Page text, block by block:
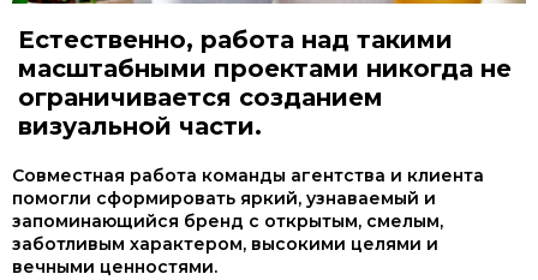
Естественно, работа над такими
масштабными проектами никогда не
ограничивается созданием
визуальной части.
Совместная работа команды агентства и клиента
помогли сформировать яркий, узнаваемый и
запоминающийся бренд с открытым, смелым,
заботливым характером, высокими целями и
вечными ценностями.